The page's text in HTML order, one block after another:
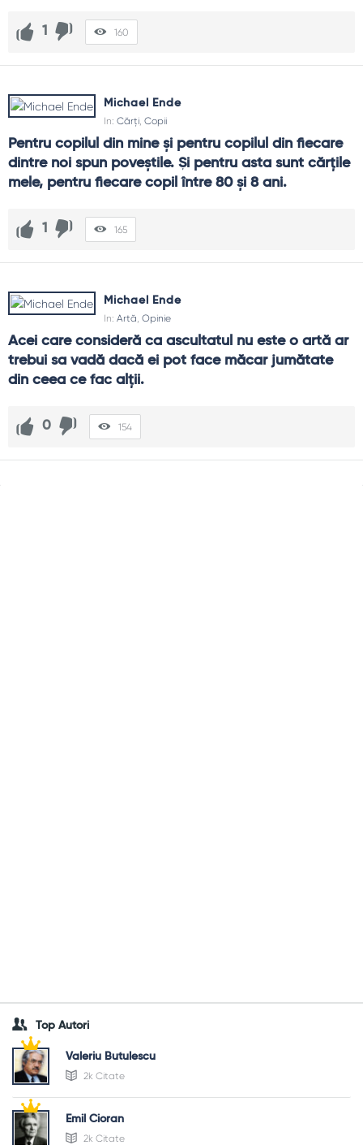
1 160
Michael Ende
In: Cărți, Copii
Pentru copilul din mine şi pentru copilul din fiecare
dintre noi spun poveştile. Şi pentru asta sunt cărţile
mele, pentru fiecare copil între 80 şi 8 ani.
1 165
Michael Ende
In: Artă, Opinie
Acei care consideră ca ascultatul nu este o artă ar
trebui sa vadă dacă ei pot face măcar jumătate
din ceea ce fac alții.
0 154
Top Autori
Valeriu Butulescu
2k Citate
Emil Cioran
2k Citate